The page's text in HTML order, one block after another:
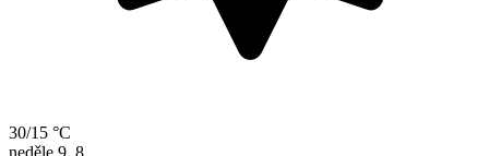
30/15 °C
neděle 9. 8.